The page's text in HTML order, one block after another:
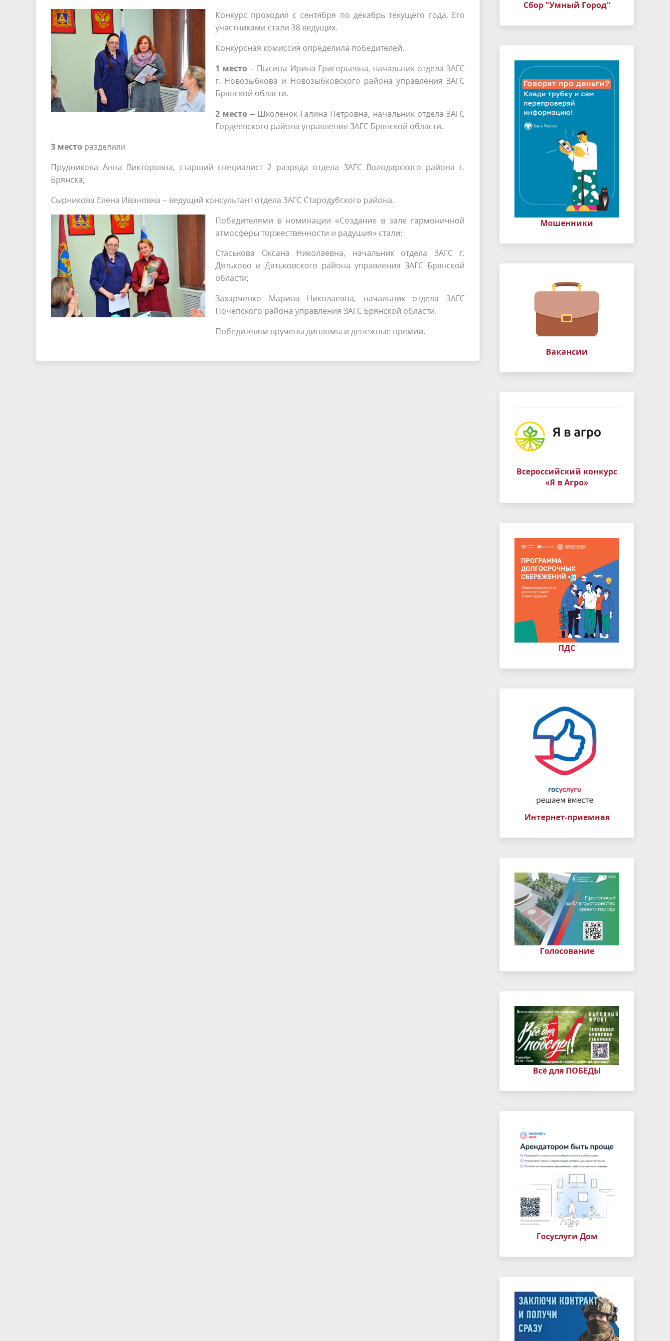
Конкурс проходил с сентября по декабрь текущего года. Его
участниками стали 38 ведущих.
Конкурсная комиссия определила победителей.
1 место – Пысина Ирина Григорьевна, начальник отдела ЗАГС
г. Новозыбкова и Новозыбковского района управления ЗАГС
Брянской области.
2 место – Школенок Галина Петровна, начальник отдела ЗАГС
Гордеевского района управления ЗАГС Брянской области.
3 место разделили
Прудникова Анна Викторовна, старший специалист 2 разряда отдела ЗАГС Володарского района г.
Брянска;
Сырникова Елена Ивановна – ведущий консультант отдела ЗАГС Стародубского района.
Победителями в номинации «Создание в зале гармоничной
атмосферы торжественности и радушия» стали:
Стаськова Оксана Николаевна, начальник отдела ЗАГС г.
Дятьково и Дятьковского района управления ЗАГС Брянской
области;
Захарченко Марина Николаевна, начальник отдела ЗАГС
Почепского района управления ЗАГС Брянской области.
Победителям вручены дипломы и денежные премии.
Сбор "Умный Город"
Мошенники
Вакансии
Всероссийский конкурс
«Я в Агро»
ПДС
Интернет-приемная
Голосование
Всё для ПОБЕДЫ
Госуслуги Дом